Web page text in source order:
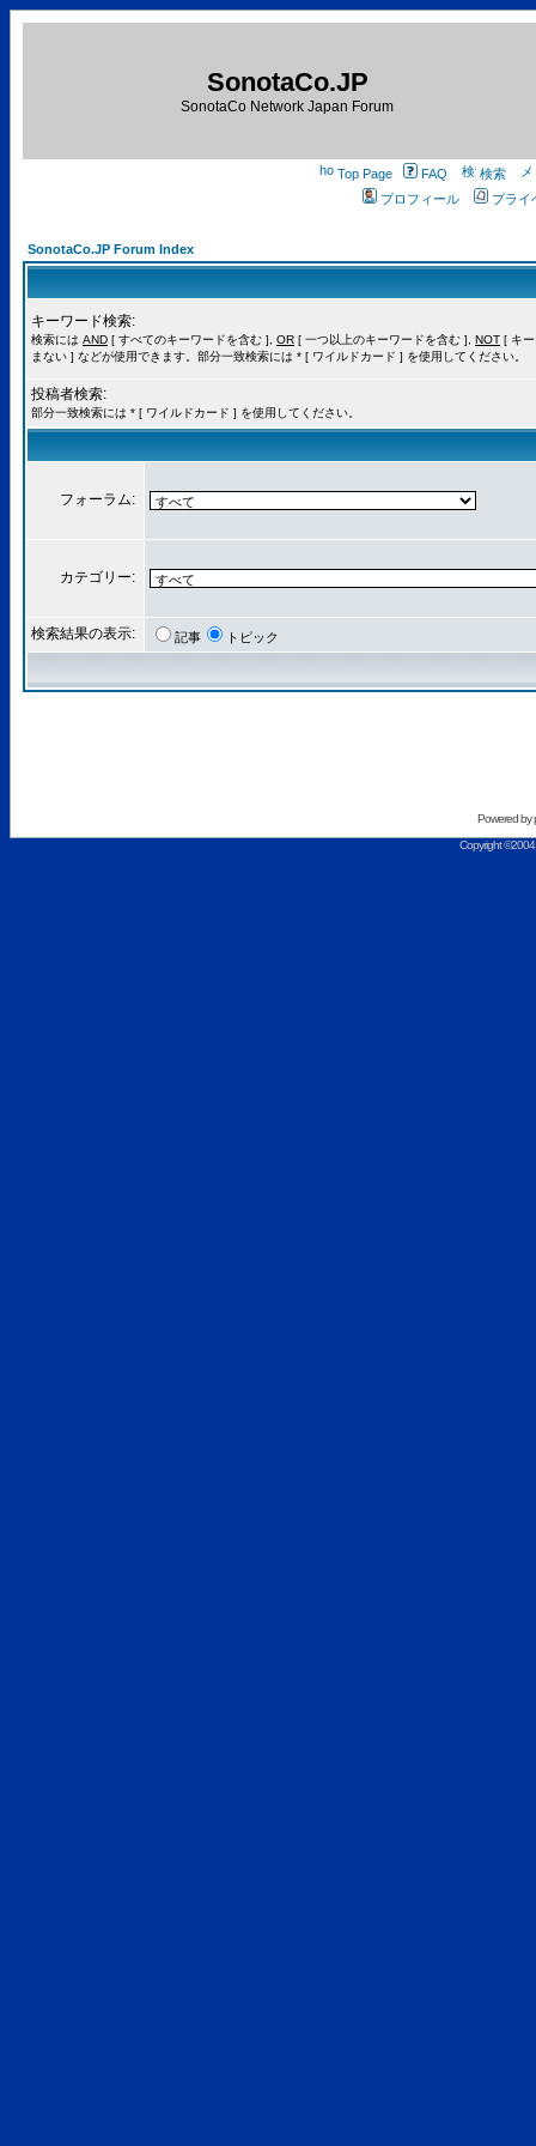
SonotaCo.JP
SonotaCo Network Japan Forum
Top Page FAQ
検索
プロフィール
プライ
SonotaCo.JP Forum Index
キーワード検索:
検索には AND [ すべてのキーワードを含む ], OR [ 一つ以上のキーワードを含む ], NOT [ キ
まない ] などが使用できます。部分一致検索には * [ ワイルドカード ] を使用してください。
投稿者検索:
部分一致検索には * [ ワイルドカード ] を使用してください。
フォーラム:
カテゴリー:
検索結果の表示: 記事 トピック
Powered by
Copyright ©2004